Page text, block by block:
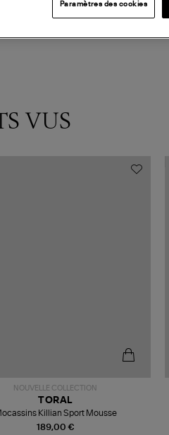
VUS
NOUVELLE COLLECTION
189,00 €
TORAL
Killian Sport Mousse
Paramètres des cookies